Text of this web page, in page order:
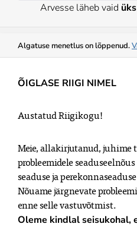
Arvesse läheb vaid üks
Algatuse menetlus on lõppenud.
ÕIGLASE RIIGI NIMEL
Austatud Riigikogu!
Meie, allakirjutanud, juhime
probleemidele
seaduse ja
Nõuame järgnevate
Oleme kindlal seisukohal,